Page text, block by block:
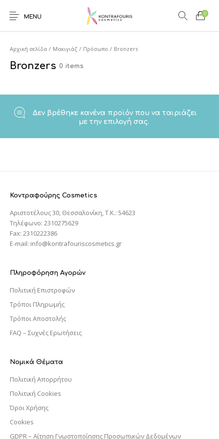
MENU
0
Αρχική σελίδα / Μακιγιάζ / Πρόσωπο / Bronzers
Bronzers 0 items
Δεν βρέθηκε κανένα προϊόν που να ταιριάζει
με την επιλογή σας.
Κοντραφούρης Cosmetics
Αριστοτέλους 30, Θεσσαλονίκη, T.K.: 54623
Τηλέφωνο: 2310275629
Fax: 2310222386
E-mail: info@kontrafouriscosmetics.gr
Πληροφόρηση Αγορών
Πολιτική Επιστροφών
Τρόποι Πληρωμής
Τρόποι Αποστολής
FAQ – Συχνές Ερωτήσεις
Νομικά Θέματα
Πολιτική Απορρήτου
Πολιτική Cookies
Όροι Χρήσης
Cookies
GDPR – Αίτηση Γνωστοποίησης Προσωπικών Δεδομένων